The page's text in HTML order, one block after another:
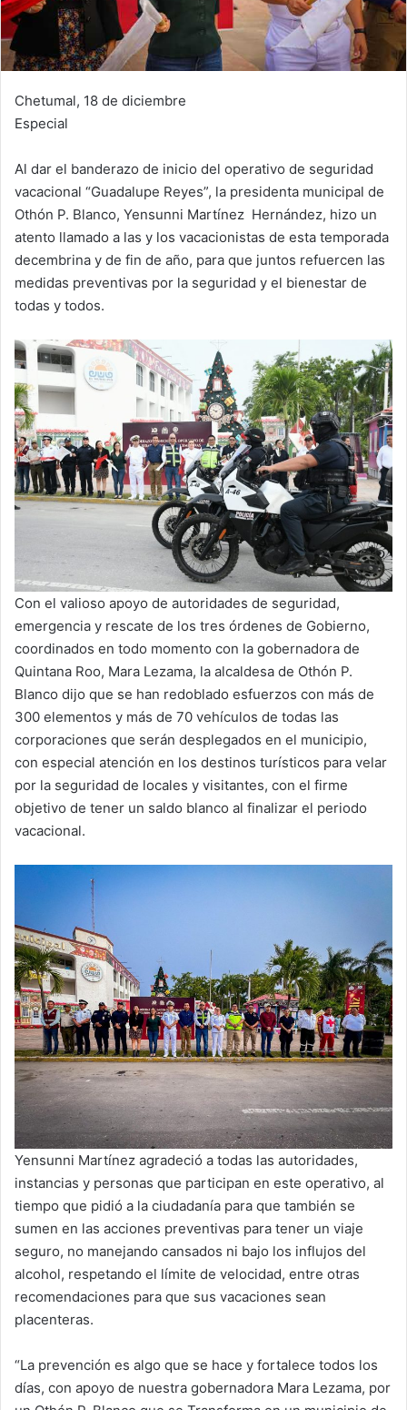
Chetumal, 18 de diciembre
Especial
Al dar el banderazo de inicio del operativo de seguridad
vacacional “Guadalupe Reyes”, la presidenta municipal de
Othón P. Blanco, Yensunni Martínez Hernández, hizo un
atento llamado a las y los vacacionistas de esta temporada
decembrina y de fin de año, para que juntos refuercen las
medidas preventivas por la seguridad y el bienestar de
todas y todos.
Con el valioso apoyo de autoridades de seguridad,
emergencia y rescate de los tres órdenes de Gobierno,
coordinados en todo momento con la gobernadora de
Quintana Roo, Mara Lezama, la alcaldesa de Othón P.
Blanco dijo que se han redoblado esfuerzos con más de
300 elementos y más de 70 vehículos de todas las
corporaciones que serán desplegados en el municipio,
con especial atención en los destinos turísticos para velar
por la seguridad de locales y visitantes, con el firme
objetivo de tener un saldo blanco al finalizar el periodo
vacacional.
Yensunni Martínez agradeció a todas las autoridades,
instancias y personas que participan en este operativo, al
tiempo que pidió a la ciudadanía para que también se
sumen en las acciones preventivas para tener un viaje
seguro, no manejando cansados ni bajo los influjos del
alcohol, respetando el límite de velocidad, entre otras
recomendaciones para que sus vacaciones sean
placenteras.
“La prevención es algo que se hace y fortalece todos los
días, con apoyo de nuestra gobernadora Mara Lezama, por